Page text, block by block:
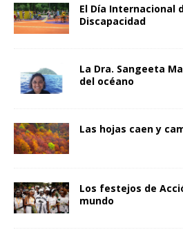
El Día Internacional
Discapacidad
La Dra. Sangeeta
del océano
Las hojas caen y
Los festejos de
mundo